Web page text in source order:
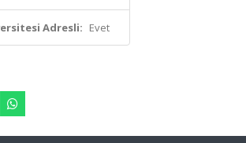
Adresli: Evet